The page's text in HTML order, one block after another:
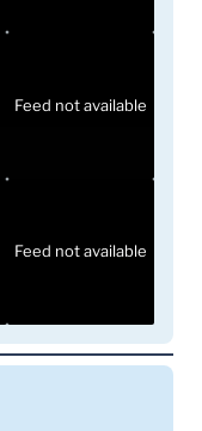
Feed not available
Feed not available